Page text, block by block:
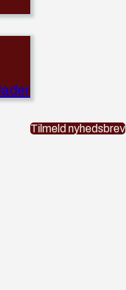
Tilmeld nyhedsbrev